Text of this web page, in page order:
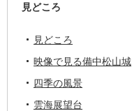
見どころ
見どころ
映像で見る備中松山城
四季の風景
雲海展望台